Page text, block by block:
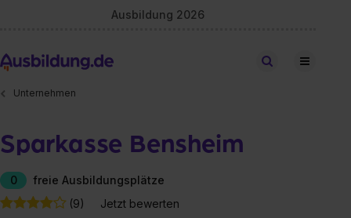
Ausbildung 2026
Stellen finden
Unternehmen
Sparkasse Bensheim
0
freie Ausbildungsplätze
(9)
Jetzt bewerten